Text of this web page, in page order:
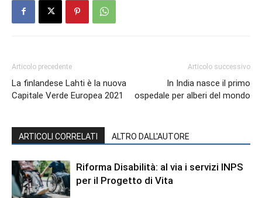
Articolo precedente
La finlandese Lahti è la nuova
Capitale Verde Europea 2021
Articolo successivo
In India nasce il primo
ospedale per alberi del mondo
ARTICOLI CORRELATI ALTRO DALL'AUTORE
Riforma Disabilità: al via i servizi INPS
per il Progetto di Vita